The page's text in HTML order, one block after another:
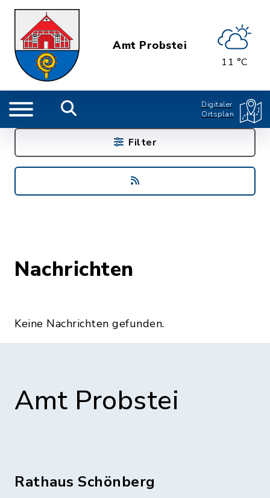
Amt Probstei
11 °C
Digitaler
Ortsplan
Nachrichten
Keine Nachrichten gefunden.
Filter
Amt Probstei
Rathaus Schönberg